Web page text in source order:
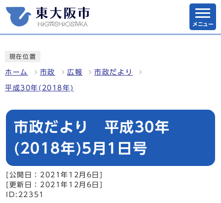
メニュー
現在位置
ホーム 市政 広報 市政だより
平成30年(2018年)
市政だより 平成30年
(2018年)5月1日号
[公開日：2021年12月6日]
[更新日：2021年12月6日]
ID:22351